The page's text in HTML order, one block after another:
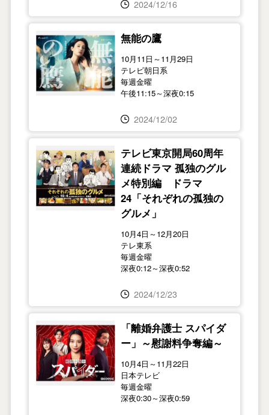
2024/12/16
無能の鷹
10月11日～11月29日
テレビ朝日系
毎週金曜
午後11:15～深夜0:15
2024/12/02
テレビ東京開局60周年
連続ドラマ 孤独のグル
メ特別編 ドラマ
24「それぞれの孤独の
グルメ」
10月4日～12月20日
テレ東系
毎週金曜
深夜0:12～深夜0:52
2024/12/23
「離婚弁護士 スパイダ
ー」～慰謝料争奪編～
10月4日～11月22日
日本テレビ
毎週金曜
深夜0:30～深夜0:59